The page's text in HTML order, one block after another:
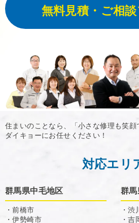
無料見積・ご相
住まいのことなら、「小さな修理も笑
ダイキョーにお任せください！
対応エリ
群馬県中毛地区
・前橋市
・伊勢崎市
群馬
・渋
・吉